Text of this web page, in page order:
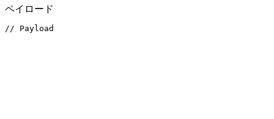
ペイロード
// Payload